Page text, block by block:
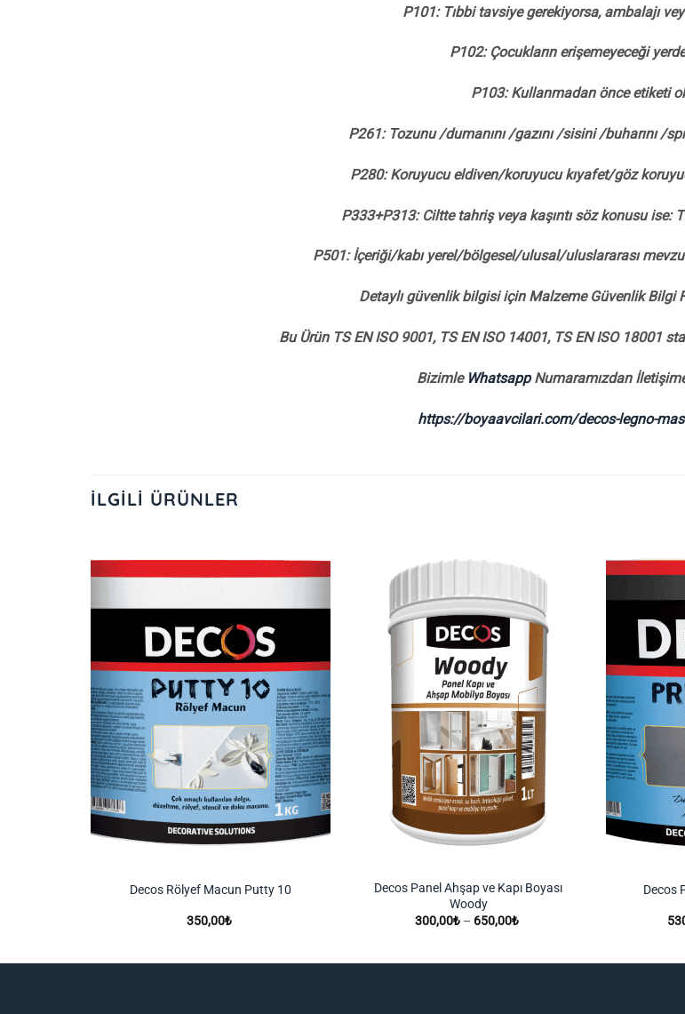
P101: Tıbbi tavsiye gerekiyorsa, ambalajı
P102: Çocukların erişemeyeceği
P103: Kullanmadan önce etiketi
P261: Tozunu /dumanını /gazını /sisini /buharını /
P280: Koruyucu eldiven/koruyucu kıyafet/göz
P333+P313: Ciltte tahriş veya kaşıntı söz konusu ise:
P501: İçeriği/kabı yerel/bölgesel/ulusal/uluslararası
Detaylı güvenlik bilgisi için Malzeme Güvenlik Bilgi
Bu Ürün TS EN ISO 9001, TS EN ISO 14001, TS EN ISO 18001
Bizimle WhatsappNumaramızdan
https://boyaavcilari.com/decos-legno-
İLGILI ÜRÜNLER
İstek
Ekle
Decos Rölyef Macun Putty 10
350,00₺
İstek
Decos Panel Ahşap ve Kapı Boyası
Woody
300,00₺ – 650,00₺Fiyat
Decos